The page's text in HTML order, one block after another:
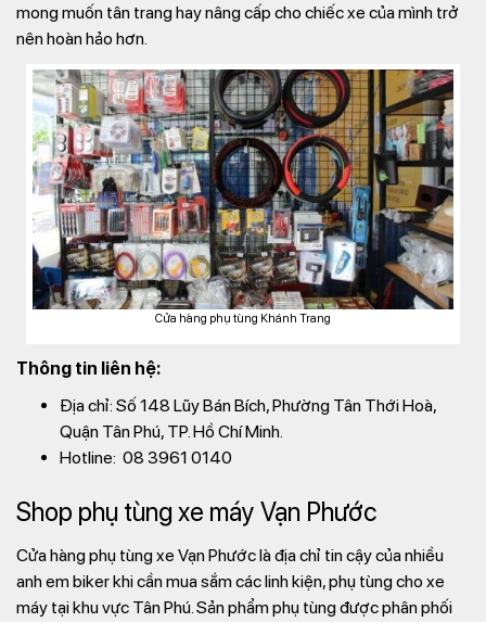
mong muốn tân trang hay nâng cấp cho chiếc xe của mình trở
nên hoàn hảo hơn.
Cửa hàng phụ tùng Khánh Trang
Thông tin liên hệ:
Địa chỉ: Số 148 Lũy Bán Bích, Phường Tân Thới Hoà,
Quận Tân Phú, TP. Hồ Chí Minh.
Hotline: 08 3961 0140
Shop phụ tùng xe máy Vạn Phước
Cửa hàng phụ tùng xe Vạn Phước là địa chỉ tin cậy của nhiều
anh em biker khi cần mua sắm các linh kiện, phụ tùng cho xe
máy tại khu vực Tân Phú. Sản phẩm phụ tùng được phân phối